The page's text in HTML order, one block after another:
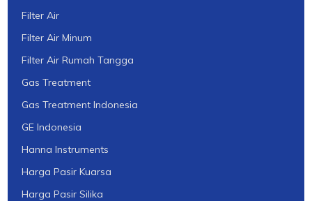
Filter Air
Filter Air Minum
Filter Air Rumah Tangga
Gas Treatment
Gas Treatment Indonesia
GE Indonesia
Hanna Instruments
Harga Pasir Kuarsa
Harga Pasir Silika